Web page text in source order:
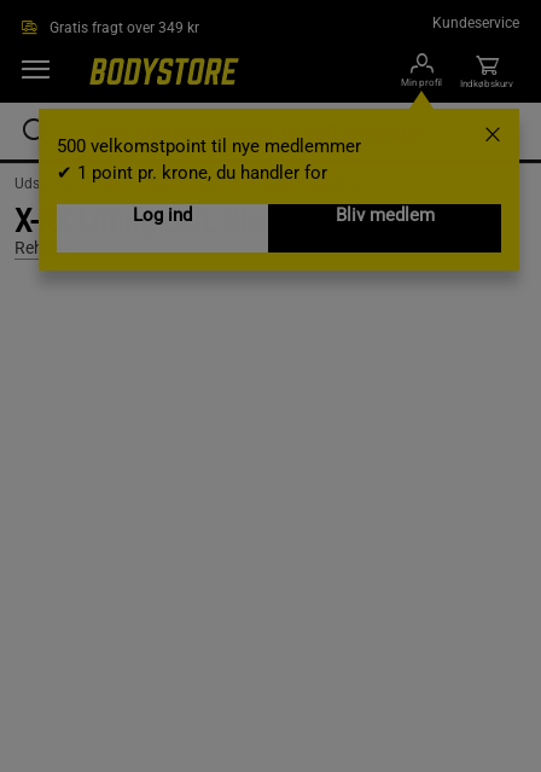
Gratis fragt over 349 kr Kundeservice
Min profil
500 velkomstpoint til nye medlemmer
✔ 1 point pr. krone, du handler for
Log ind
Bliv medlem
Indkøbskurv
Udstyr og tilbehør /Træningsudstyr /Træningsbælte
X-RX Lifting Belt, Black, S
Rehband